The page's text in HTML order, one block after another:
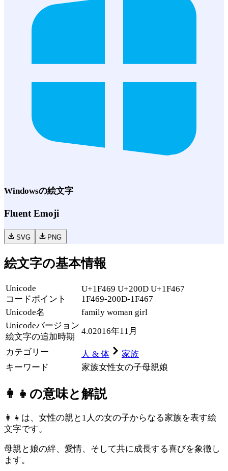
Windowsの絵文字
Fluent Emoji
SVG PNG
絵文字の基本情報
Unicode
コードポイント
U+1F469 U+200D U+1F467
1F469-200D-1F467
Unicode名
family woman girl
Unicodeバージョン
絵文字の追加時期
4.02016年11月
カテゴリー 人 & 体
家族
キーワード
家族女性女の子母親娘
👩‍👧 の意味と解説
👩‍👧は、女性の親と1人の女の子からなる家族を表す絵
文字です。
母親と娘の絆、愛情、そして共に成長する喜びを象徴し
ます。